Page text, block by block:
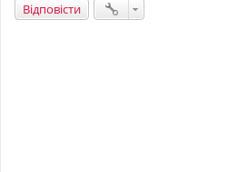
Відповісти